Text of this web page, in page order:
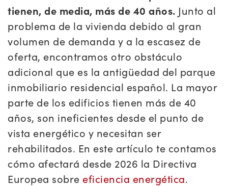
tienen, de media, más de 40 años. Junto al
problema de la vivienda debido al gran
volumen de demanda y a la escasez de
oferta, encontramos otro obstáculo
adicional que es la antigüedad del parque
inmobiliario residencial español. La mayor
parte de los edificios tienen más de 40
años, son ineficientes desde el punto de
vista energético y necesitan ser
rehabilitados. En este artículo te contamos
cómo afectará desde 2026 la Directiva
Europea sobre eficiencia energética.